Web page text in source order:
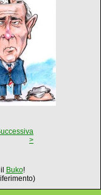
>
Buko!